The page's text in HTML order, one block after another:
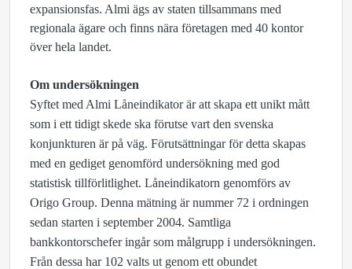
expansionsfas. Almi ägs av staten tillsammans med
regionala ägare och finns nära företagen med 40 kontor
över hela landet.
Om undersökningen
Syftet med Almi Låneindikator är att skapa ett unikt mått
som i ett tidigt skede ska förutse vart den svenska
konjunkturen är på väg. Förutsättningar för detta skapas
med en gediget genomförd undersökning med god
statistisk tillförlitlighet. Låneindikatorn genomförs av
Origo Group. Denna mätning är nummer 72 i ordningen
sedan starten i september 2004. Samtliga
bankkontorschefer ingår som målgrupp i undersökningen.
Från dessa har 102 valts ut genom ett obundet